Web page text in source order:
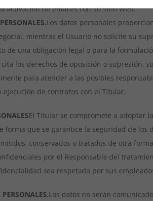
activación de enlaces con su sitio Web.
Los datos personales
mientras el Usuario no solicite su
de una obligación legal o para la
los derechos de oposición o supresión,
para atender a las posibles
de contratos con el Titular.
El Titular se compromete a adoptar
forma que se garantice la seguridad de
conservados o tratados de otra
por el Responsable del
sea respetada por sus
Los datos no serán